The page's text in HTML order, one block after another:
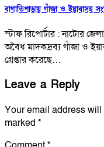
বাগাতিপাড়ায় গাঁজা ও ইয়াবাসহ
স্টাফ রিপোর্টার : নাটোর
অবৈধ মাদকদ্রব্য গাঁজা ও
গ্রেপ্তার করেছে…
Leave a Reply
Your email address
marked *